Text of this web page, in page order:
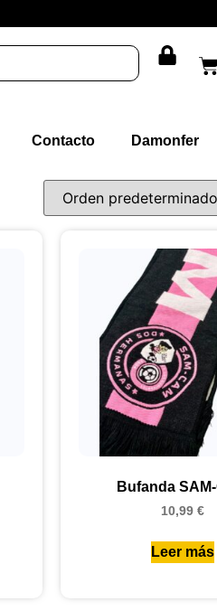
Contacto Damonfer
Bufanda
10,99 €
Leer más